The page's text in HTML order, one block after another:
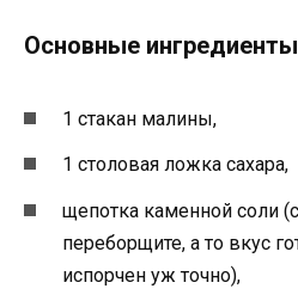
Основные ингредиенты
1 стакан малины,
1 столовая ложка сахара,
щепотка каменной соли
переборщите, а то вкус
испорчен уж точно),